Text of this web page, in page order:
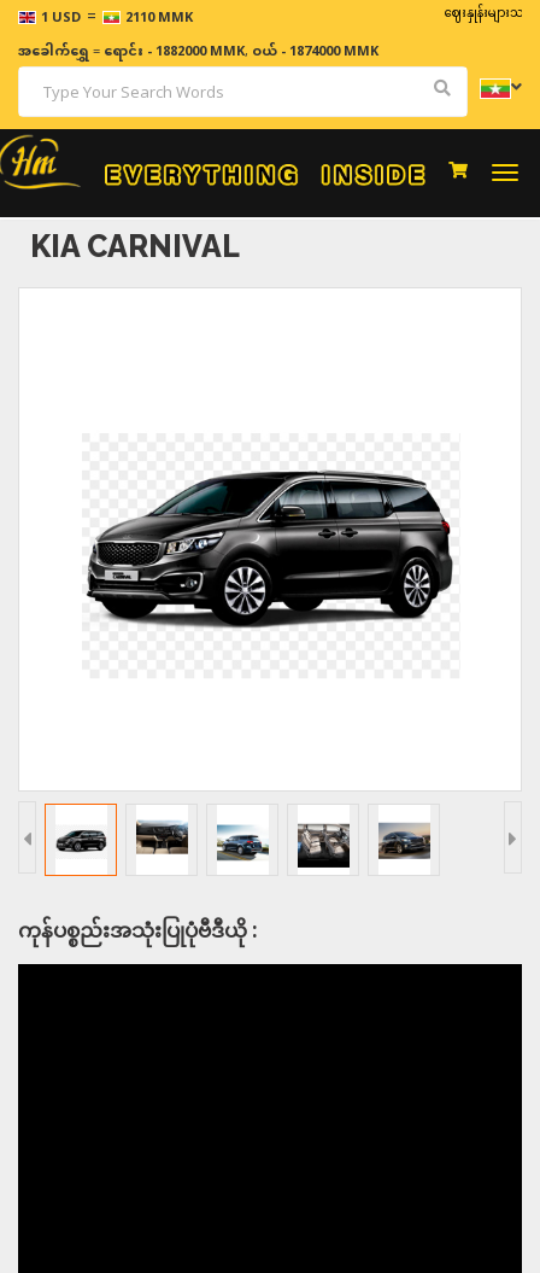
1 USD = 2110 MMK ဈေးနှုန်းများသည် အ
အခေါက်ရွှေ=ရောင်း - 1882000 MMK, ဝယ် - 1874000 MMK
KIA CARNIVAL
ကုန်ပစ္စည်းအသုံးပြုပုံဗီဒီယို :